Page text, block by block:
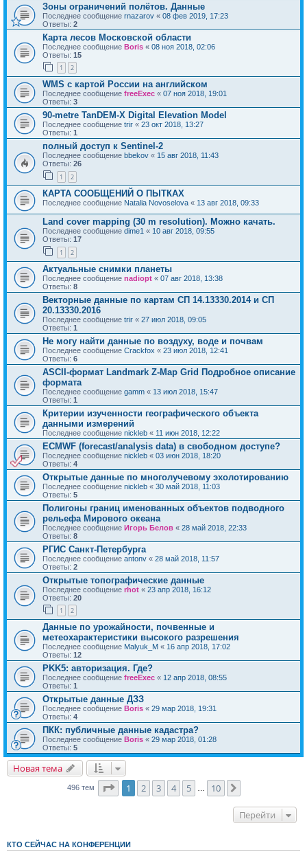
Зоны ограничений полётов. Данные
Последнее сообщение rnazarov « 08 фев 2019, 17:23
Ответы: 2
Карта лесов Московской области
Последнее сообщение Boris « 08 ноя 2018, 02:06
Ответы: 15
1 2
WMS с картой России на английском
Последнее сообщение freeExec « 07 ноя 2018, 19:01
Ответы: 3
90-metre TanDEM-X Digital Elevation Model
Последнее сообщение trir « 23 окт 2018, 13:27
Ответы: 1
полный доступ к Sentinel-2
Последнее сообщение bbekov « 15 авг 2018, 11:43
Ответы: 26
1 2
КАРТА СООБЩЕНИЙ О ПЫТКАХ
Последнее сообщение Natalia Novoselova « 13 авг 2018, 09:33
Land cover mapping (30 m resolution). Можно качать.
Последнее сообщение dime1 « 10 авг 2018, 09:55
Ответы: 17
1 2
Актуальные снимки планеты
Последнее сообщение nadiopt « 07 авг 2018, 13:38
Ответы: 8
Векторные данные по картам СП 14.13330.2014 и СП
20.13330.2016
Последнее сообщение trir « 27 июл 2018, 09:05
Ответы: 1
Не могу найти данные по воздуху, воде и почвам
Последнее сообщение Crackfox « 23 июл 2018, 12:41
Ответы: 6
ASCII-формат Landmark Z-Map Grid Подробное описание
формата
Последнее сообщение gamm « 13 июл 2018, 15:47
Ответы: 1
Критерии изученности географического объекта
данными измерений
Последнее сообщение nickleb « 11 июн 2018, 12:22
ECMWF (forecast/analysis data) в свободном доступе?
Последнее сообщение nickleb « 03 июн 2018, 18:20
Ответы: 4
Открытые данные по многолучевому эхолотированию
Последнее сообщение nickleb « 30 май 2018, 11:03
Ответы: 5
Полигоны границ именованных объектов подводного
рельефа Мирового океана
Последнее сообщение Игорь Белов « 28 май 2018, 22:33
Ответы: 8
РГИС Санкт-Петербурга
Последнее сообщение antonv « 28 май 2018, 11:57
Ответы: 2
Открытые топографические данные
Последнее сообщение rhot « 23 апр 2018, 16:12
Ответы: 20
1 2
Данные по урожайности, почвенные и
метеохарактеристики высокого разрешения
Последнее сообщение Malyuk_M « 16 апр 2018, 17:02
Ответы: 12
PKK5: авторизация. Где?
Последнее сообщение freeExec « 12 апр 2018, 08:55
Ответы: 1
Открытые данные ДЗЗ
Последнее сообщение Boris « 29 мар 2018, 19:31
Ответы: 4
ПКК: публичные данные кадастра?
Последнее сообщение Boris « 29 мар 2018, 01:28
Ответы: 5
Новая тема
496 тем Страница1 из
1 2 3 4 5 … 10
Перейти
КТО СЕЙЧАС НА КОНФЕРЕНЦИИ